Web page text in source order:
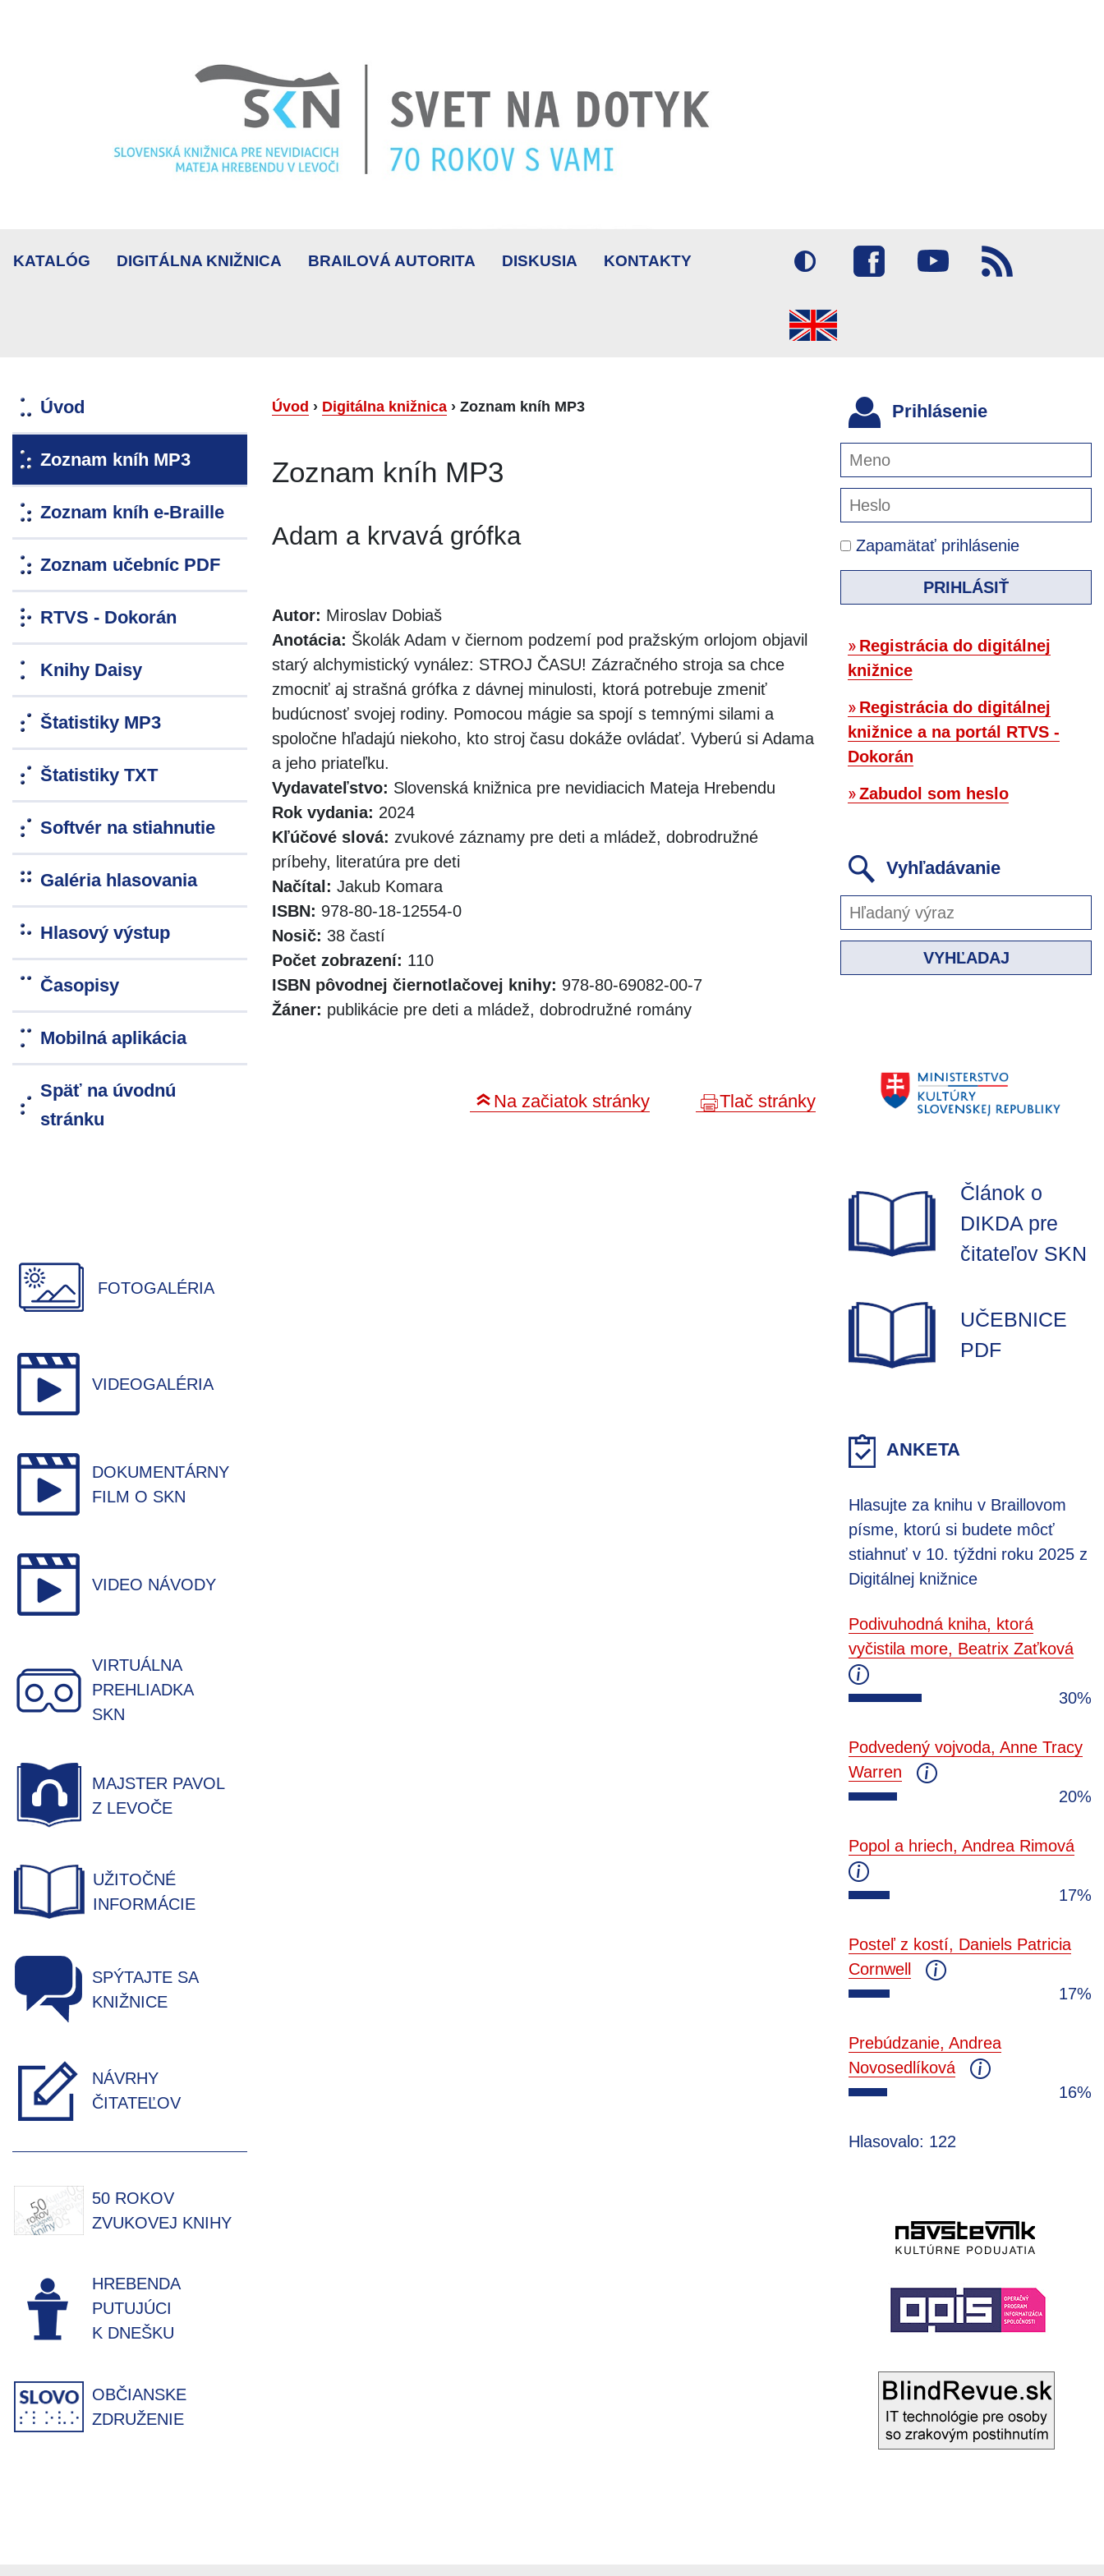
KATALÓG DIGITÁLNA KNIŽNICA BRAILOVÁ AUTORITA DISKUSIA KONTAKTY
Úvod
Zoznam kníh MP3
Zoznam kníh e-Braille
Zoznam učebníc PDF
RTVS - Dokorán
Knihy Daisy
Štatistiky MP3
Štatistiky TXT
Softvér na stiahnutie
Galéria hlasovania
Hlasový výstup
Časopisy
Mobilná aplikácia
Späť na úvodnú
stránku
FOTOGALÉRIA
VIDEOGALÉRIA
DOKUMENTÁRNY
FILM O SKN
VIDEO NÁVODY
VIRTUÁLNA
PREHLIADKA
SKN
MAJSTER PAVOL
Z LEVOČE
UŽITOČNÉ
INFORMÁCIE
SPÝTAJTE SA
KNIŽNICE
NÁVRHY
ČITATEĽOV
50 ROKOV
ZVUKOVEJ KNIHY
HREBENDA
PUTUJÚCI
K DNEŠKU
OBČIANSKE
ZDRUŽENIE
Úvod › Digitálna knižnica › Zoznam kníh MP3
Zoznam kníh MP3
Adam a krvavá grófka
Autor: Miroslav Dobiaš
Anotácia: Školák Adam v čiernom podzemí pod pražským orlojom objavil
starý alchymistický vynález: STROJ ČASU! Zázračného stroja sa chce
zmocniť aj strašná grófka z dávnej minulosti, ktorá potrebuje zmeniť
budúcnosť svojej rodiny. Pomocou mágie sa spojí s temnými silami a
spoločne hľadajú niekoho, kto stroj času dokáže ovládať. Vyberú si Adama
a jeho priateľku.
Vydavateľstvo: Slovenská knižnica pre nevidiacich Mateja Hrebendu
Rok vydania: 2024
Kľúčové slová: zvukové záznamy pre deti a mládež, dobrodružné
príbehy, literatúra pre deti
Načítal: Jakub Komara
ISBN: 978-80-18-12554-0
Nosič: 38 častí
Počet zobrazení: 110
ISBN pôvodnej čiernotlačovej knihy: 978-80-69082-00-7
Žáner: publikácie pre deti a mládež, dobrodružné romány
Na začiatok stránky Tlač stránky
Prihlásenie
Zapamätať prihlásenie
PRIHLÁSIŤ
Registrácia do digitálnej
knižnice
Registrácia do digitálnej
knižnice a na portál RTVS -
Dokorán
Zabudol som heslo
Vyhľadávanie
VYHĽADAJ
Článok o
DIKDA pre
čitateľov SKN
UČEBNICE
PDF
ANKETA
Hlasujte za knihu v Braillovom
písme, ktorú si budete môcť
stiahnuť v 10. týždni roku 2025 z
Digitálnej knižnice
Podivuhodná kniha, ktorá
vyčistila more, Beatrix Zaťková
30%
Podvedený vojvoda, Anne Tracy
Warren
20%
Popol a hriech, Andrea Rimová
17%
Posteľ z kostí, Daniels Patricia
Cornwell
17%
Prebúdzanie, Andrea
Novosedlíková
16%
Hlasovalo: 122